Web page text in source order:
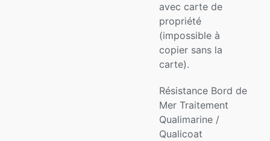
avec carte de
propriété
(impossible à
copier sans la
carte).
Résistance Bord de
Mer Traitement
Qualimarine /
Qualicoat